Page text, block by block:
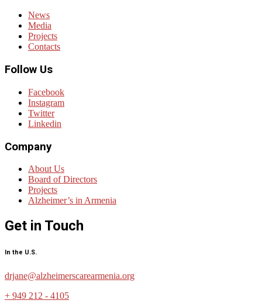
News
Media
Projects
Contacts
Follow Us
Facebook
Instagram
Twitter
Linkedin
Company
About Us
Board of Directors
Projects
Alzheimer’s in Armenia
Get in Touch
In the U.S.
drjane@alzheimerscarearmenia.org
+ 949 212 - 4105